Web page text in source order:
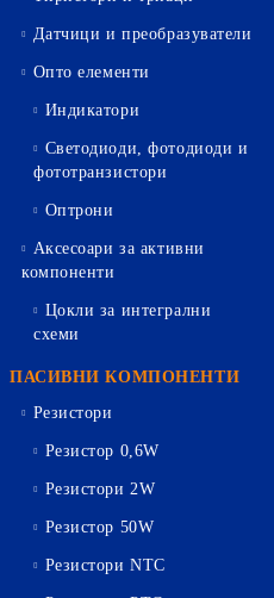
Датчици и преобразуватели
Опто елементи
Индикатори
Светодиоди, фотодиоди и
фототранзистори
Оптрони
Аксесоари за активни
компоненти
Цокли за интегрални
схеми
ПАСИВНИ КОМПОНЕНТИ
Резистори
Резистор 0,6W
Резистори 2W
Резистор 50W
Резистори NTC